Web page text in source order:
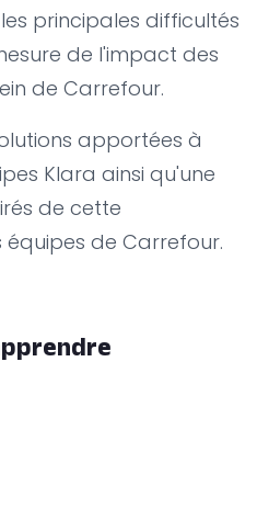
principales difficultés
de l'impact des
de Carrefour.
apportées à
Klara ainsi qu'une
de cette
de Carrefour.